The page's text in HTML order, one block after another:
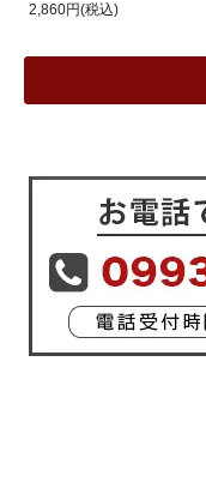
2,860円(税込)